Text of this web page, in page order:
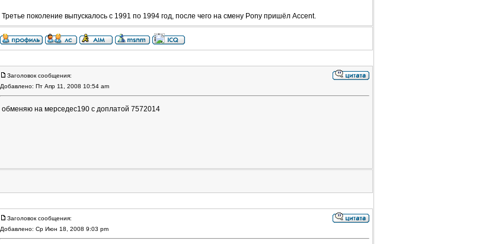
Третье поколение выпускалось с 1991 по 1994 год, после чего на смену Pony пришёл Accent.
Заголовок сообщения:
Добавлено: Пт Апр 11, 2008 10:54 am
обменяю на мерседес190 с доплатой 7572014
Заголовок сообщения:
Добавлено: Ср Июн 18, 2008 9:03 pm